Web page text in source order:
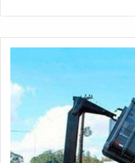
para rodotrem roll on,